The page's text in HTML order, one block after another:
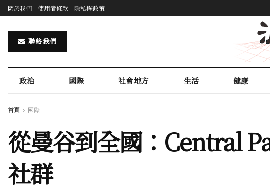
關於我們 使用者條款 隱私權政策
聯絡我們
政治 國際 社會地方 生活 健康
首頁 國際
從曼谷到全國：Central
社群